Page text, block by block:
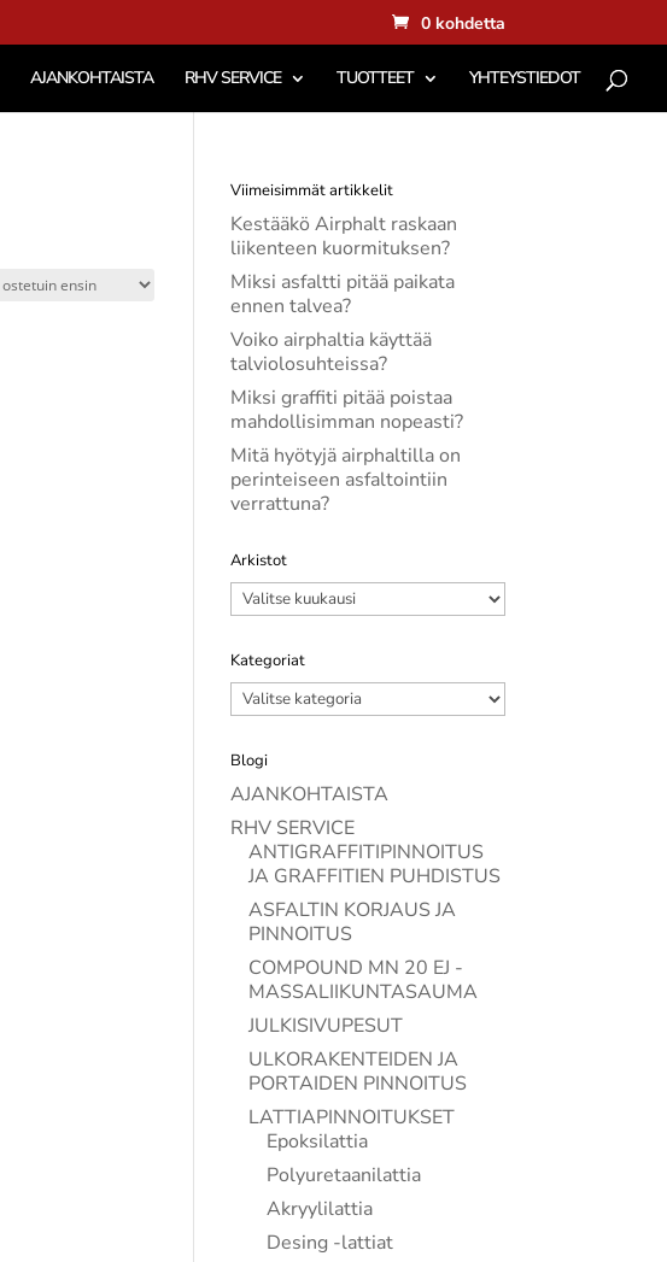
0 kohdetta
AJANKOHTAISTA RHV SERVICE TUOTTEET YHTEYSTIEDOT
Viimeisimmät artikkelit
Kestääkö Airphalt raskaan
liikenteen kuormituksen?
Miksi asfaltti pitää paikata
ennen talvea?
Voiko airphaltia käyttää
talviolosuhteissa?
Miksi graffiti pitää poistaa
mahdollisimman nopeasti?
Mitä hyötyjä airphaltilla on
perinteiseen asfaltointiin
verrattuna?
Arkistot
Arkistot
Kategoriat
Kategoriat
Blogi
AJANKOHTAISTA
RHV SERVICE
ANTIGRAFFITIPINNOITUS
JA GRAFFITIEN PUHDISTUS
ASFALTIN KORJAUS JA
PINNOITUS
COMPOUND MN 20 EJ -
MASSALIIKUNTASAUMA
JULKISIVUPESUT
ULKORAKENTEIDEN JA
PORTAIDEN PINNOITUS
LATTIAPINNOITUKSET
Epoksilattia
Polyuretaanilattia
Akryylilattia
Desing -lattiat